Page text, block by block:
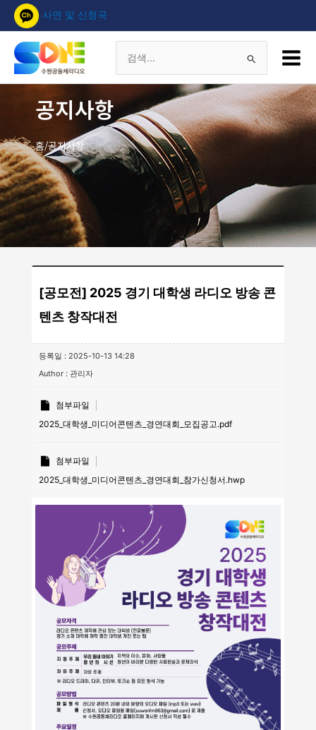
너
사연 및 신청곡
대
상
Menu
공지사항
홈/공지사항
[공모전] 2025 경기 대학생 라디오 방송 콘
텐츠 창작대전
등록일 : 2025-10-13 14:28
Author : 관리자
첨부파일
2025_대학생_미디어콘텐츠_경연대회_모집공고.pdf
첨부파일
2025_대학생_미디어콘텐츠_경연대회_참가신청서.hwp